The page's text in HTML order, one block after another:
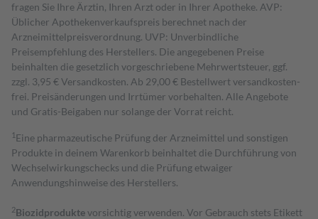
fragen Sie Ihre Ärztin, Ihren Arzt oder in Ihrer Apotheke. AVP:
Üblicher Apothekenverkaufspreis berechnet nach der
Arzneimittelpreisverordnung. UVP: Unverbindliche
Preisempfehlung des Herstellers. Die angegebenen Preise
beinhalten die gesetzlich vorgeschriebene Mehrwertsteuer, ggf.
zzgl. 3,95 € Versandkosten. Ab 29,00 € Bestell­wert versand­kosten­
frei. Preisänderungen und Irrtümer vorbehalten. Alle Angebote
und Gratis-Beigaben nur solange der Vorrat reicht.
1 Eine pharmazeutische Prüfung der Arzneimittel und sonstigen
Produkte in deinem Warenkorb beinhaltet die Durchführung von
Wechselwirkungschecks und die Prüfung etwaiger
Anwendungshinweise des Herstellers.
2Biozidproduktevorsichtig verwenden. Vor Gebrauch stets Etikett